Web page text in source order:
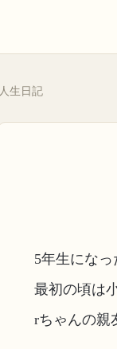
人生日記
5年生になっ
最初の頃は
rちゃんの親